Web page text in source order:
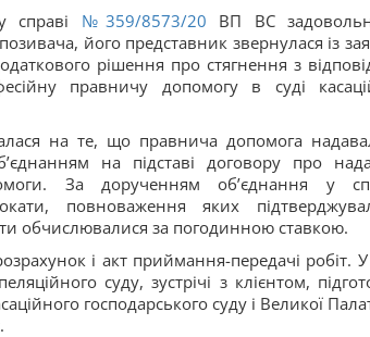
справі №359/8573/20 ВП ВС
позивача, його представник звернулася із
рішення про стягнення з
правничу допомогу в суді
на те, що правнича допомога
на підставі договору про
За дорученням об’єднання у
повноваження яких
обчислювалися за погодинною ставкою.
і акт приймання-передачі робіт.
суду, зустрічі з клієнтом,
господарського суду і Великої